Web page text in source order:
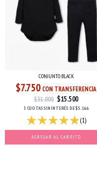
CONJUNTO BLACK
$7.750 CON TRANSFERENCIA
$31.000 $15.500
3 CUOTASSIN INTERÉS DE$5.166
(1)
AGREGAR AL CARRITO